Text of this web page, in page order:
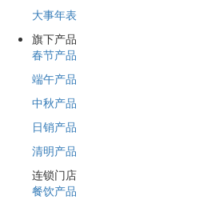
大事年表
旗下产品
春节产品
端午产品
中秋产品
日销产品
清明产品
连锁门店
餐饮产品